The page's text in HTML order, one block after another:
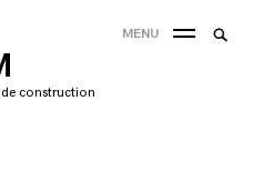
construction
MENU